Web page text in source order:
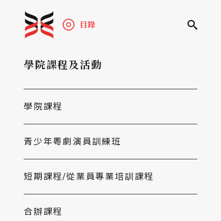
目錄
學院課程及活動
學院課程
青少年粵劇演員訓練班
短期課程/從業員專業培訓課程
合辦課程